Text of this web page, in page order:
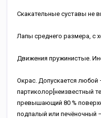
Скакательные суставы не
Лапы среднего размера, с
Движения пружинистые.
Окрас. Допускается любой
партиколор[неизвестный
превышающий 80 %
подпалый или печёночный